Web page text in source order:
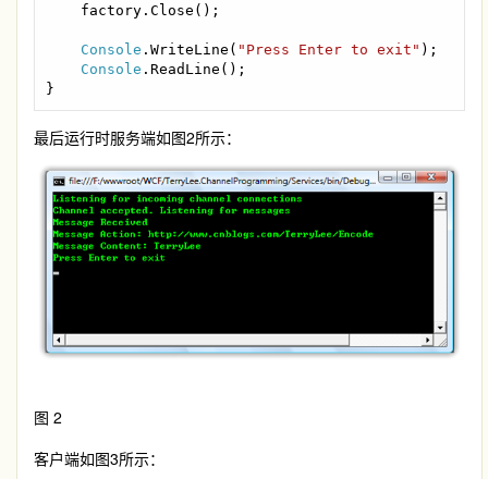
    factory.Close();
Console .WriteLine( "Press Enter to exit" );
Console .ReadLine();
}
最后运行时服务端如图2所示：
图 2
客户端如图3所示：